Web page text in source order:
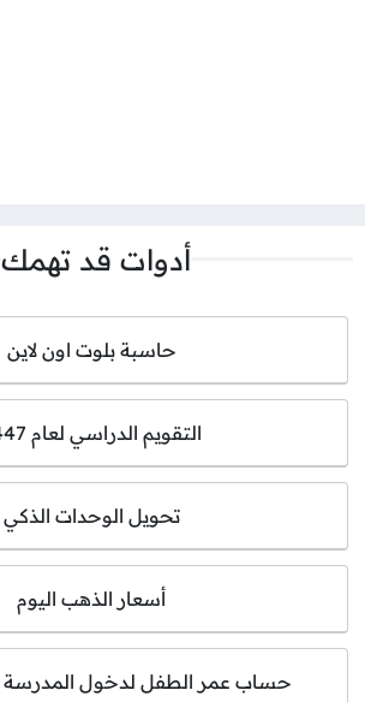
أدوات قد تهمك
حاسبة بلوت اون لاين
التقويم الدراسي لعام 1447
تحويل الوحدات الذكي
أسعار الذهب اليوم
حساب عمر الطفل لدخول المدرسة 1447 – 2026